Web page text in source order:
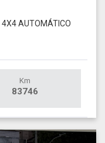
4X4 AUTOMÁTICO
Km
83746